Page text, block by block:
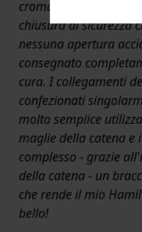
cromati e lucidi. La
chiusura di sicurezza
nessuna apertura
consegnato
cura. I collegamenti
confezionati
molto semplice
maglie della catena e
complesso - grazie
della catena - un
che rende il mio
bello!